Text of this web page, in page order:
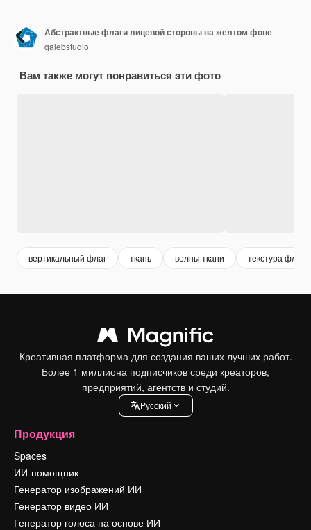
Абстрактные флаги лицевой стороны на желтом фоне
qalebstudio
Вам также могут понравиться эти фото
вертикальный флаг ткань волны ткани текстура флага
Креативная платформа для создания ваших лучших работ.
Более 1 миллиона подписчиков среди креаторов,
предприятий, агентств и студий.
Pусский
Продукция
Spaces
ИИ-помощник
Генератор изображений ИИ
Генератор видео ИИ
Генератор голоса на основе ИИ